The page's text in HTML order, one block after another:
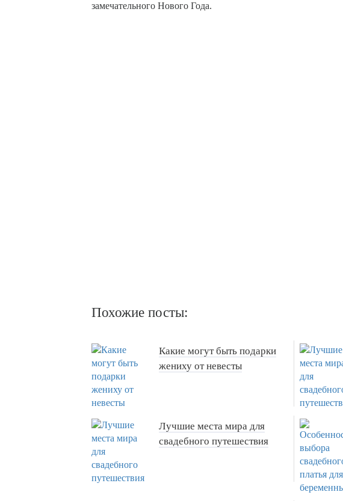
замечательного Нового Года.
Похожие посты:
Какие могут быть подарки
жениху от невесты
Лучшие места мира для
свадебного путешествия